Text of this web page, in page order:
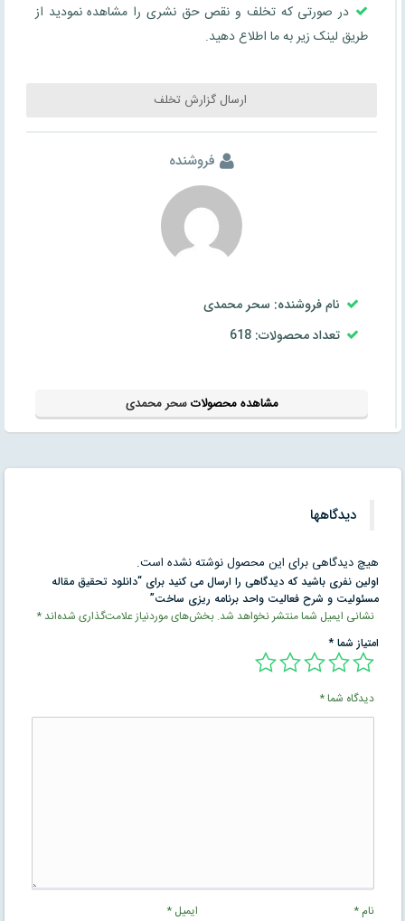
در صورتی که تخلف و نقص حق نشری را مشاهده نمودید از
طریق لینک زیر به ما اطلاع دهید.
ارسال گزارش تخلف
فروشنده
نام فروشنده: سحر محمدی
تعداد محصولات: 618
مشاهده محصولاتسحر محمدی
دیدگاهها
هیچ دیدگاهی برای این محصول نوشته نشده است.
اولین نفری باشید که دیدگاهی را ارسال می کنید برای “دانلود تحقیق مقاله
مسئولیت و شرح فعالیت واحد برنامه ریزی ساخت”
نشانی ایمیل شما منتشر نخواهد شد. بخش‌های موردنیاز علامت‌گذاری شده‌اند*
امتیاز شما*
دیدگاه شما*
نام* ایمیل*